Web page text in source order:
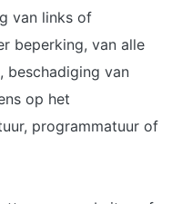
van links of
beperking, van alle
beschadiging van
op het
programmatuur of